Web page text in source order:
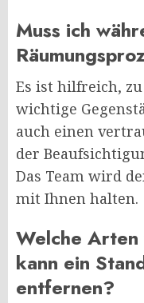
Muss ich
Es ist hilfreich,
wichtige
auch einen
der
Das Team wird
mit Ihnen halten.
Welche Arten
kann ein
entfernen?